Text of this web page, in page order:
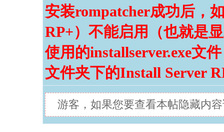
安装rompatcher成功后，
RP+）不能启用（也就是
使用的installserver.exe文
文件夹下的Install Server
游客，如果您要查看本帖隐藏内